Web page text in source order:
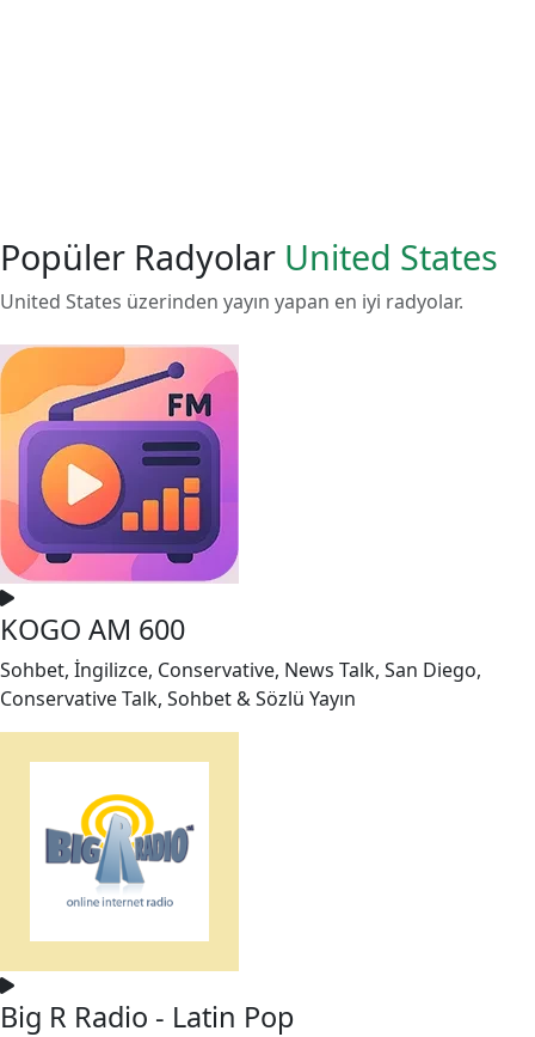
Popüler Radyolar United States
United States üzerinden yayın yapan en iyi radyolar.
KOGO AM 600
Sohbet, İngilizce, Conservative, News Talk, San Diego,
Conservative Talk, Sohbet & Sözlü Yayın
Big R Radio - Latin Pop